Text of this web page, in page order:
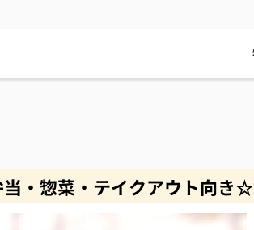
・惣菜・テイクアウト向き